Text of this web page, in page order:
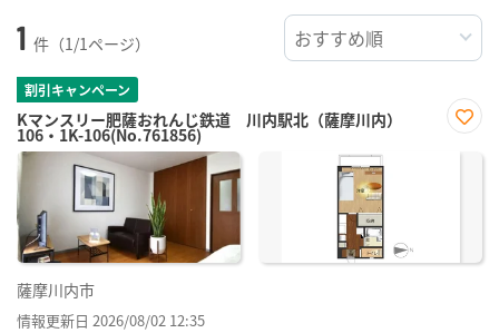
1 件（1/1ページ）
割引キャンペーン
Kマンスリー肥薩おれんじ鉄道 川内駅北（薩摩川内）
106・1K-106(No.761856)
に入
薩摩川内市
情報更新日 2026/08/02 12:35